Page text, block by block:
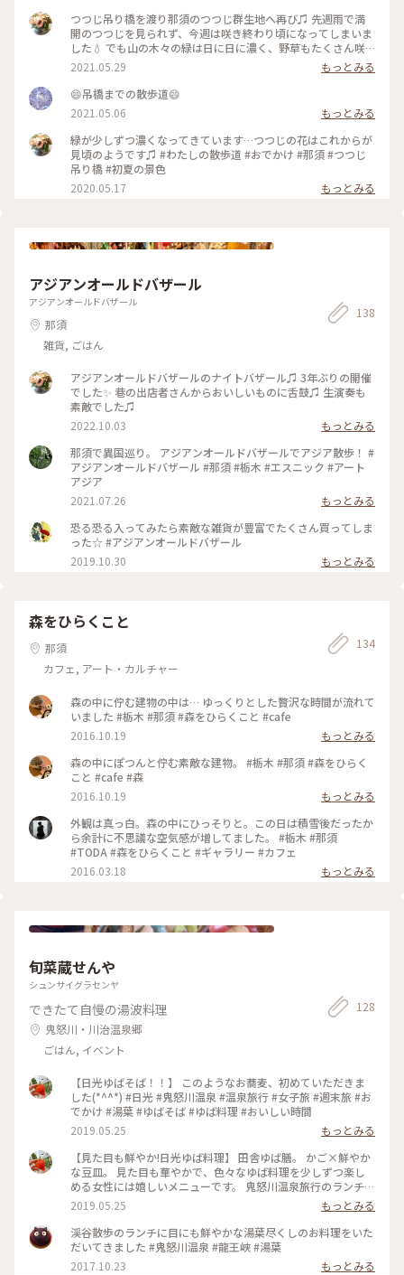
つつじ吊り橋を渡り那須のつつじ群生地へ再び♫ 先週雨で満
開のつつじを見られず、今週は咲き終わり頃になってしまいま
した💧 でも山の木々の緑は日に日に濃く、野草もたくさん咲
いていました♫ サラサドウダンが可愛らしく咲いてました✨
2021.05.29
もっとみる
😄吊橋までの散歩道😄
2021.05.06
もっとみる
緑が少しずつ濃くなってきています…つつじの花はこれからが
見頃のようです♫ #わたしの散歩道 #おでかけ #那須 #つつじ
吊り橋 #初夏の景色
2020.05.17
もっとみる
アジアンオールドバザール
アジアンオールドバザール
那須
雑貨, ごはん
138
アジアンオールドバザールのナイトバザール♫ 3年ぶりの開催
でした✨ 巷の出店者さんからおいしいものに舌鼓♫ 生演奏も
素敵でした♫
2022.10.03
もっとみる
那須で異国巡り。 アジアンオールドバザールでアジア散歩！ #
アジアンオールドバザール #那須 #栃木 #エスニック #アート
アジア
2021.07.26
もっとみる
恐る恐る入ってみたら素敵な雑貨が豊富でたくさん買ってしま
った☆ #アジアンオールドバザール
2019.10.30
もっとみる
森をひらくこと
那須
カフェ, アート・カルチャー
134
森の中に佇む建物の中は… ゆっくりとした贅沢な時間が流れて
いました #栃木 #那須 #森をひらくこと #cafe
2016.10.19
もっとみる
森の中にぽつんと佇む素敵な建物。 #栃木 #那須 #森をひらく
こと #cafe #森
2016.10.19
もっとみる
外観は真っ白。森の中にひっそりと。この日は積雪後だったか
ら余計に不思議な空気感が増してました。 #栃木 #那須
#TODA #森をひらくこと #ギャラリー #カフェ
2016.03.18
もっとみる
旬菜蔵せんや
シュンサイグラセンヤ
できたて自慢の湯波料理
鬼怒川・川治温泉郷
ごはん, イベント
128
【日光ゆばそば！！】 このようなお蕎麦、初めていただきま
した(*^^*) #日光 #鬼怒川温泉 #温泉旅行 #女子旅 #週末旅 #お
でかけ #湯葉 #ゆばそば #ゆば料理 #おいしい時間
2019.05.25
もっとみる
【見た目も鮮やか!日光ゆば料理】 田舎ゆば膳。 かご×鮮やか
な豆皿。 見た目も華やかで、色々なゆば料理を少しずつ楽し
める女性には嬉しいメニューです。 鬼怒川温泉旅行のランチに
立ち寄りました。 ゆばさし くるくる巻かれた揚げ湯葉 ゆばの
天ぷら etc. とても美味しゅうございました(^^)(^^) #日光 #鬼
怒川温泉 #温泉旅行 #週末旅 #女子旅 #おでかけ #湯葉 #揚げ湯
葉 #ご当地グルメ #おいしい時間 #ランチ
2019.05.25
もっとみる
渓谷散歩のランチに目にも鮮やかな湯葉尽くしのお料理をいた
だいてきました #鬼怒川温泉 #龍王峡 #湯葉
2017.10.23
もっとみる